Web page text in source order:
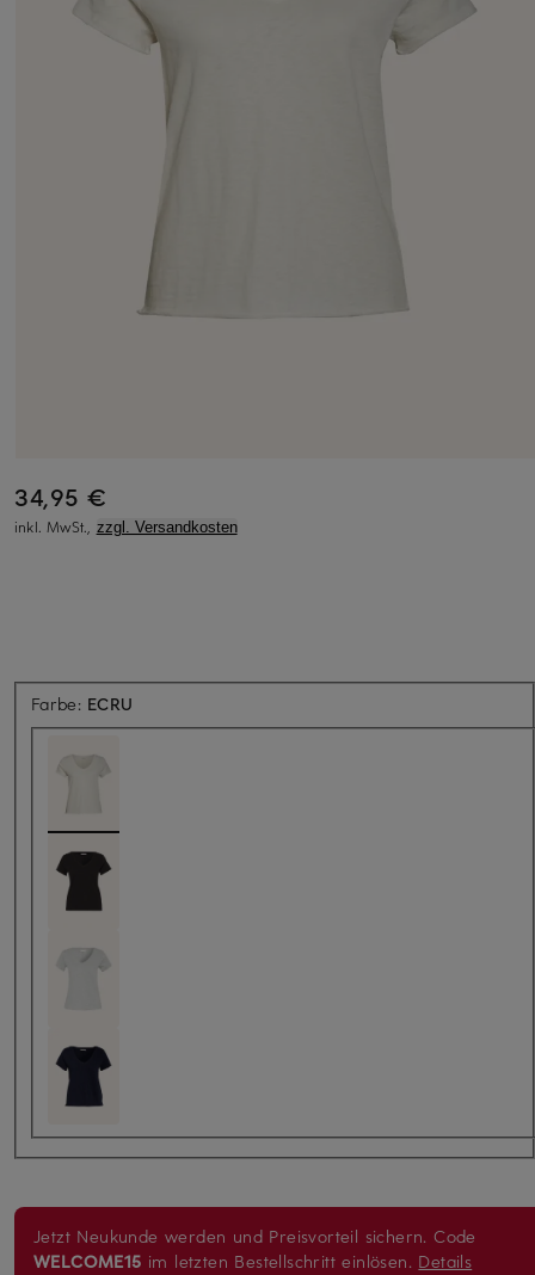
34,95 €
inkl. MwSt., zzgl. Versandkosten
Farbe: ECRU
Jetzt Neukunde werden und Preisvorteil sichern. Code
WELCOME15 im letzten Bestellschritt einlösen. Details